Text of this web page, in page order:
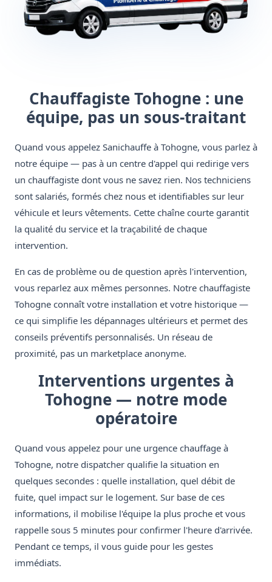
Chauffagiste Tohogne : une
équipe, pas un sous-traitant
Quand vous appelez Sanichauffe à Tohogne, vous parlez à
notre équipe — pas à un centre d'appel qui redirige vers
un chauffagiste dont vous ne savez rien. Nos techniciens
sont salariés, formés chez nous et identifiables sur leur
véhicule et leurs vêtements. Cette chaîne courte garantit
la qualité du service et la traçabilité de chaque
intervention.
En cas de problème ou de question après l'intervention,
vous reparlez aux mêmes personnes. Notre chauffagiste
Tohogne connaît votre installation et votre historique —
ce qui simplifie les dépannages ultérieurs et permet des
conseils préventifs personnalisés. Un réseau de
proximité, pas un marketplace anonyme.
Interventions urgentes à
Tohogne — notre mode
opératoire
Quand vous appelez pour une urgence chauffage à
Tohogne, notre dispatcher qualifie la situation en
quelques secondes : quelle installation, quel débit de
fuite, quel impact sur le logement. Sur base de ces
informations, il mobilise l'équipe la plus proche et vous
rappelle sous 5 minutes pour confirmer l'heure d'arrivée.
Pendant ce temps, il vous guide pour les gestes
immédiats.